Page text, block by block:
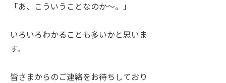
「あ、こういうことなのか～。」
いろいろわかることも多いかと思いま
す。
皆さまからのご連絡をお待ちしており